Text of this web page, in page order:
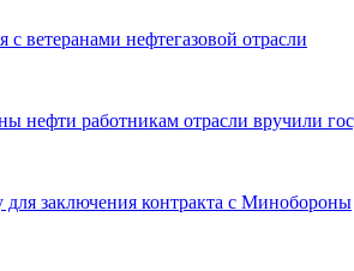
ветеранами нефтегазовой отрасли
нефти работникам отрасли вручили
заключения контракта с Минобороны